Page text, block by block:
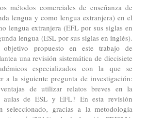
métodos comerciales de enseñanza de
lengua y como lengua extranjera) en el
lengua extranjera (EFL por sus siglas en
lengua (ESL por sus siglas en inglés).
objetivo propuesto en este trabajo de
una revisión sistemática de diecisiete
especializados con la que se
a la siguiente pregunta de investigación:
de utilizar relatos breves en la
aulas de ESL y EFL? En esta revisión
seleccionado, gracias a la metodología